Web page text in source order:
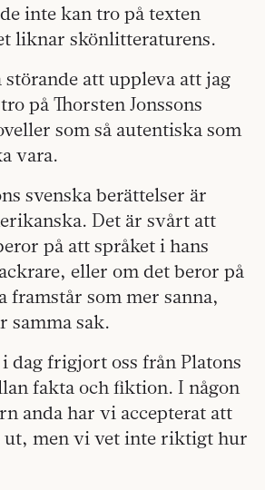
inte kan tro på texten
liknar skönlitteraturens.
att uppleva att jag
på Thorsten Jonssons
som så autentiska som
vara.
svenska berättelser är
Det är svårt att
på att språket i hans
eller om det beror på
framstår som mer sanna,
samma sak.
dag frigjort oss från Platons
fakta och fiktion. I någon
anda har vi accepterat att
ut, men vi vet inte riktigt hur